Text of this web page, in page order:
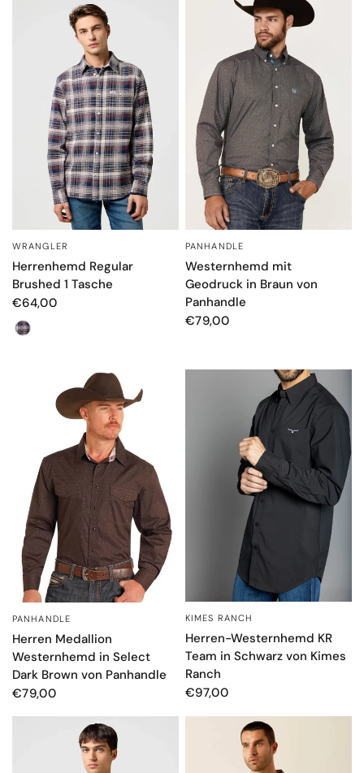
SCHNELLANSICHT
WRANGLER
Herrenhemd Regular
Brushed 1 Tasche
€64,00
Farbe
SCHNELLANSICHT
PANHANDLE
Westernhemd mit
Geodruck in Braun von
Panhandle
€79,00
SCHNELLANSICHT
PANHANDLE
Herren Medallion
Westernhemd in Select
Dark Brown von Panhandle
€79,00
SCHNELLANSICHT
KIMES RANCH
Herren-Westernhemd KR
Team in Schwarz von Kimes
Ranch
€97,00